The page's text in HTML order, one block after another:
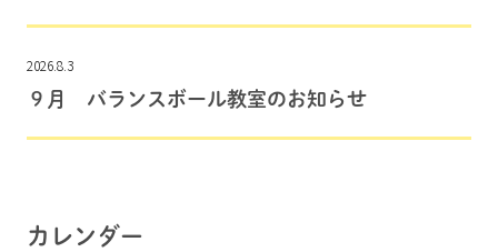
2026.8.3
９月 バランスボール教室のお知らせ
カレンダー